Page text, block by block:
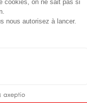
N’essayez
» que tout-
carrossables
le matériel
Les passagers ont
cookies, on ne sait pas si
nous autorisez à lancer.